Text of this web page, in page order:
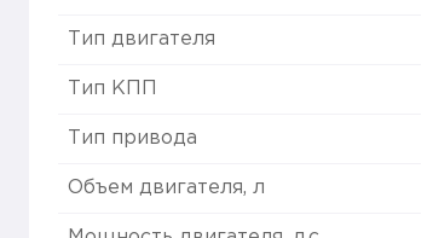
Тип двигателя
Тип КПП
Тип привода
Объем двигателя, л